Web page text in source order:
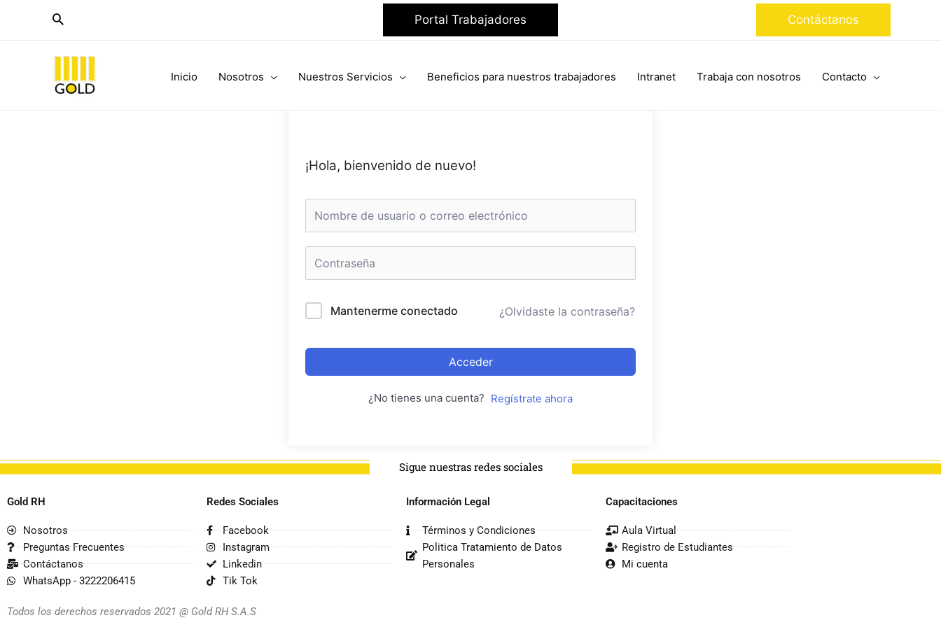
contenido
Portal Trabajadores Contáctanos
Inicio Nosotros Nuestros Servicios Beneficios para nuestros trabajadores Intranet Trabaja con nosotros Contacto
¡Hola, bienvenido de nuevo!
Mantenerme conectado ¿Olvidaste la contraseña?
Acceder
¿No tienes una cuenta? Regístrate ahora
Sigue nuestras redes sociales
Gold RH
Nosotros
Preguntas Frecuentes
Contáctanos
WhatsApp - 3222206415
Redes Sociales
Facebook
Instagram
Linkedin
Tik Tok
Información Legal
Términos y Condiciones
Politica Tratamiento de Datos
Personales
Capacitaciones
Aula Virtual
Registro de Estudiantes
Mi cuenta
Todos los derechos reservados 2021 @ Gold RH S.A.S